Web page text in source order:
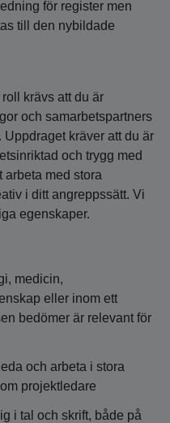
för register men
till den nybildade
krävs att du är
och samarbetspartners
kräver att du är
och trygg med
arbeta med stora
i ditt angreppssätt. Vi
egenskaper.
medicin,
eller inom ett
bedömer är relevant för
och arbeta i stora
projektledare
i tal och skrift, både på